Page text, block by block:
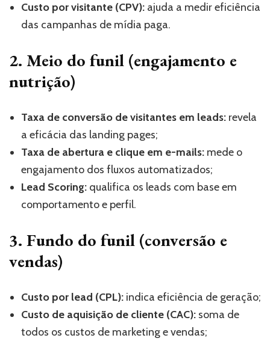
Custo por visitante (CPV): ajuda a medir eficiência
das campanhas de mídia paga.
2. Meio do funil (engajamento e
nutrição)
Taxa de conversão de visitantes em leads: revela
a eficácia das landing pages;
Taxa de abertura e clique em e-mails: mede o
engajamento dos fluxos automatizados;
Lead Scoring: qualifica os leads com base em
comportamento e perfil.
3. Fundo do funil (conversão e
vendas)
Custo por lead (CPL): indica eficiência de geração;
Custo de aquisição de cliente (CAC): soma de
todos os custos de marketing e vendas;